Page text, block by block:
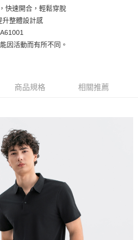
含以上)免運費
快速開合，輕鬆穿脫
升整體設計感
因活動而有所不同。
商品規格 相關推薦